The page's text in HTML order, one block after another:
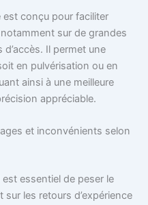
est conçu pour faciliter
sur de grandes
Il permet une
en pulvérisation ou en
ainsi à une meilleure
appréciable.
et inconvénients selon
essentiel de peser le
sur les retours d’expérience